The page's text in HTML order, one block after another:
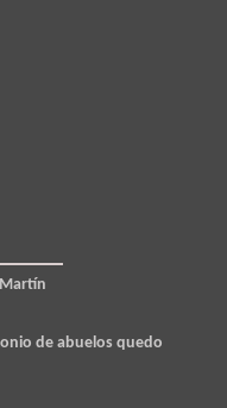
de abuelos quedo